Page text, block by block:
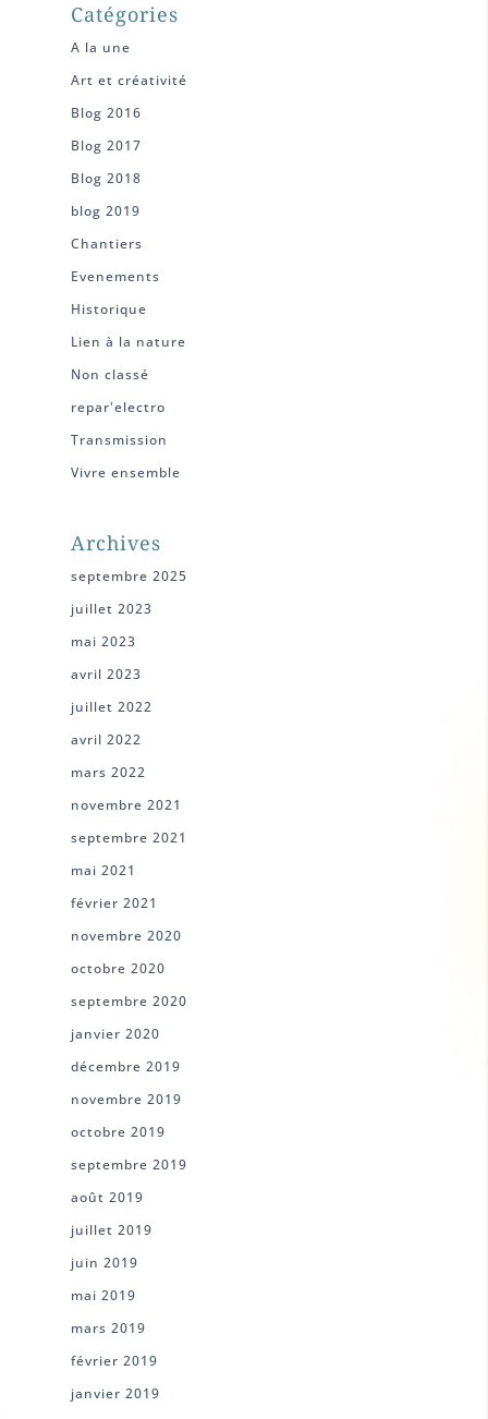
Catégories
A la une
Art et créativité
Blog 2016
Blog 2017
Blog 2018
blog 2019
Chantiers
Evenements
Historique
Lien à la nature
Non classé
repar'electro
Transmission
Vivre ensemble
Archives
septembre 2025
juillet 2023
mai 2023
avril 2023
juillet 2022
avril 2022
mars 2022
novembre 2021
septembre 2021
mai 2021
février 2021
novembre 2020
octobre 2020
septembre 2020
janvier 2020
décembre 2019
novembre 2019
octobre 2019
septembre 2019
août 2019
juillet 2019
juin 2019
mai 2019
mars 2019
février 2019
janvier 2019